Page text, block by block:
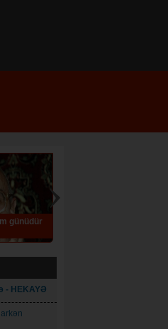
addımlar
- HEKAYƏ